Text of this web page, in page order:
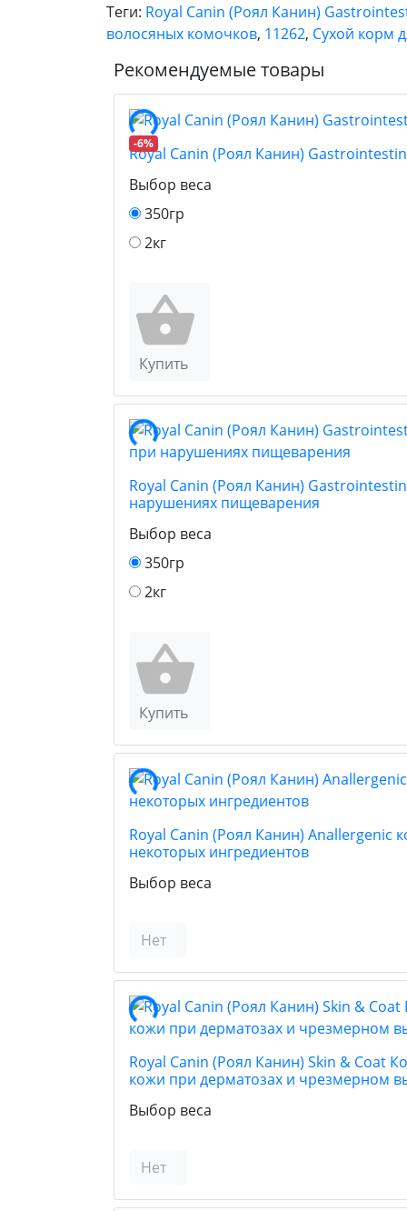
Теги: Royal Canin (Роял Канин)
волосяных комочков, 11262, Сухой корм
Рекомендуемые товары
-6%
Royal Canin (Роял Канин)
Выбор веса
350гр
2кг
Купить
Royal Canin (Роял Канин)
нарушениях пищеварения
Выбор веса
350гр
2кг
Купить
Royal Canin (Роял Канин)
некоторых ингредиентов
Выбор веса
Нет
Royal Canin (Роял Канин) Skin & Coat
кожи при дерматозах и чрезмерном
Выбор веса
Нет